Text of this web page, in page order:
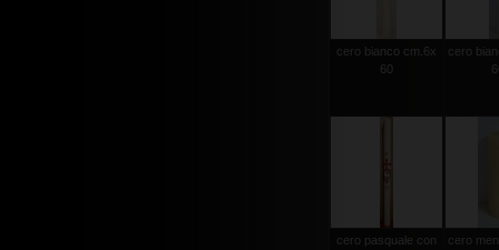
cero bianco cm.6x
60
cero
cero pasquale con
cero